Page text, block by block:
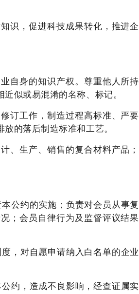
识，促进科技成果转化，推进企
自身的知识产权。尊重他人所持
似或易混淆的名称、标记。
订工作，制造过程高标准、严要
的落后制造标准和工艺。
、生产、销售的复合材料产品；
公约的实施；负责对会员从事复
；会员自律行为及监督评议结果
，对自愿申请纳入白名单的企业
约，造成不良影响，经查证属实